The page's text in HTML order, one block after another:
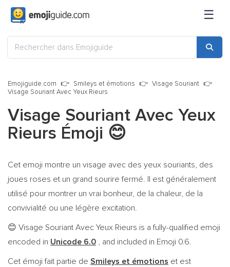
☰
Emojiguide.com Smileys et émotions
Visage Souriant
Visage Souriant Avec Yeux Rieurs
Visage Souriant Avec Yeux
Rieurs Émoji 😊
Cet emoji montre un visage avec des yeux souriants, des
joues roses et un grand sourire fermé. Il est généralement
utilisé pour montrer un vrai bonheur, de la chaleur, de la
convivialité ou une légère excitation.
😊 Visage Souriant Avec Yeux Rieurs is a fully-qualified emoji
encoded in Unicode 6.0 , and included in Emoji 0.6.
Cet émoji fait partie de Smileys et émotions et est